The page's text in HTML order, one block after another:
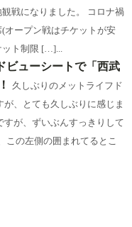
戦になりました。 コロナ禍
オープン戦はチケットが安
ット制限 […]...
ビューシートで「西武
久しぶりのメットライフド
、とても久しぶりに感じま
が、ずいぶんすっきりして
この左側の囲まれてるとこ